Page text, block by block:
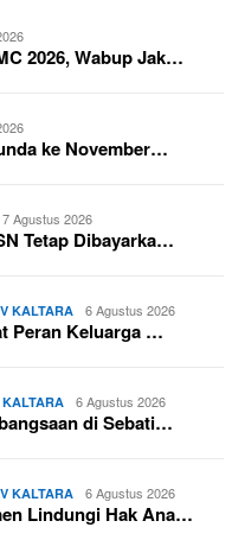
2026, Wabup Jak…
ke November…
7 Agustus 2026
Tetap Dibayarka…
KALTARA 6 Agustus 2026
Peran Keluarga …
KALTARA 6 Agustus 2026
di Sebati…
KALTARA 6 Agustus 2026
Lindungi Hak Ana…